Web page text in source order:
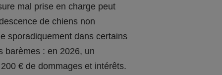
mal prise en charge peut
de chiens non
sporadiquement dans certains
barèmes : en 2026, un
€ de dommages et intérêts.